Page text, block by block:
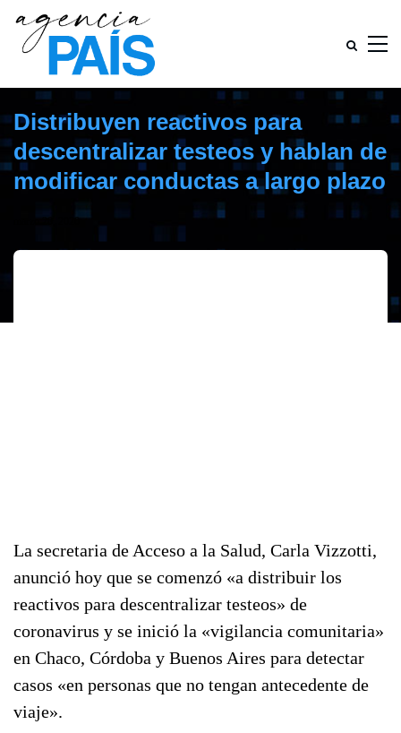
Distribuyen reactivos para
descentralizar testeos y hablan de
modificar conductas a largo plazo
La secretaria de Acceso a la Salud, Carla Vizzotti,
anunció hoy que se comenzó «a distribuir los
reactivos para descentralizar testeos» de
coronavirus y se inició la «vigilancia comunitaria»
en Chaco, Córdoba y Buenos Aires para detectar
casos «en personas que no tengan antecedente de
viaje».